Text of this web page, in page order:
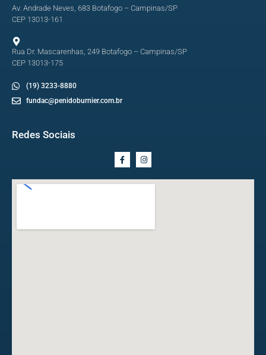
Av. Andrade Neves, 683 Botafogo – Campinas/SP
CEP 13013-161
Rua Dr. Mascarenhas, 249 Botafogo – Campinas/SP
CEP 13013-175
(19) 3233-8880
fundac@penidoburnier.com.br
Redes Sociais